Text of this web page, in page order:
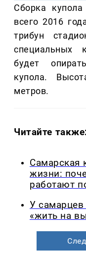
Сборка
всего 2016
трибун
специальных
будет
купола.
метров.
Читайте
Самарская
жизни:
работают
У
«жить на